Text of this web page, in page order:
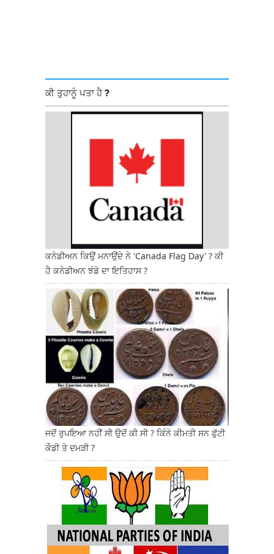
ਕੀ ਤੁਹਾਨੂੰ ਪਤਾ ਹੈ ?
ਕਨੇਡੀਅਨ ਕਿਉਂ ਮਨਾਉਂਦੇ ਨੇ 'Canada Flag Day' ? ਕੀ
ਹੈ ਕਨੇਡੀਅਨ ਝੰਡੇ ਦਾ ਇਤਿਹਾਸ ?
ਜਦੋਂ ਰੁਪਇਆ ਨਹੀਂ ਸੀ ਉਦੋਂ ਕੀ ਸੀ ? ਕਿੰਨੇ ਕੀਮਤੀ ਸਨ ਫੁੱਟੀ
ਕੌਡੀ ਤੇ ਦਮੜੀ ?